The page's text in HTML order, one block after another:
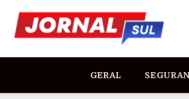
GERAL